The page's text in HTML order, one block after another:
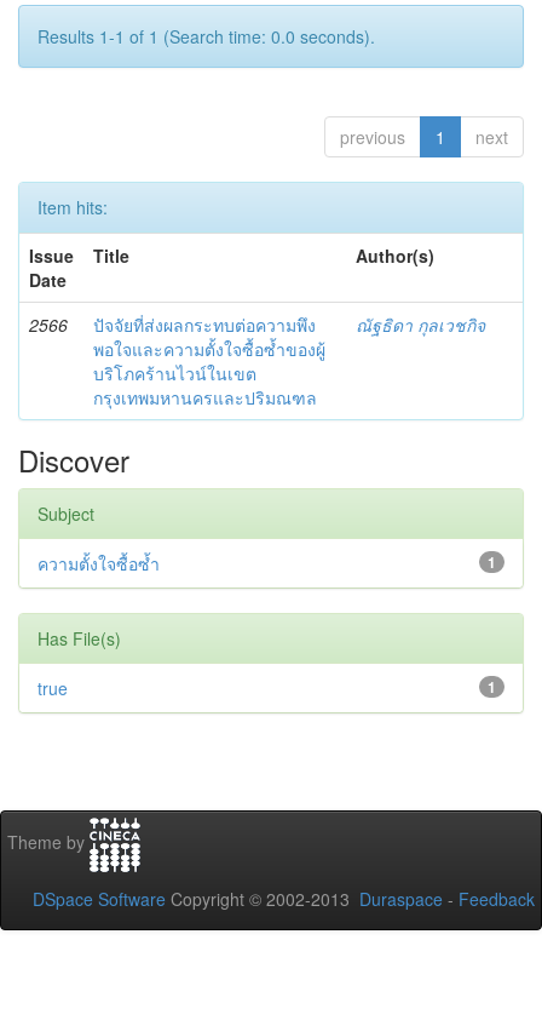
Results 1-1 of 1 (Search time: 0.0 seconds).
previous 1 next
Item hits:
Issue
Date
Title Author(s)
2566
ปัจจัยที่ส่งผลกระทบต่อความพึง
พอใจและความตั้งใจซื้อซ้ำของผู้
บริโภคร้านไวน์ในเขต
กรุงเทพมหานครและปริมณฑล
ณัฐธิดา กุลเวชกิจ
Discover
Subject
1
ความตั้งใจซื้อซ้ำ
Has File(s)
1
true
Theme by
DSpace Software Copyright © 2002-2013 Duraspace - Feedback